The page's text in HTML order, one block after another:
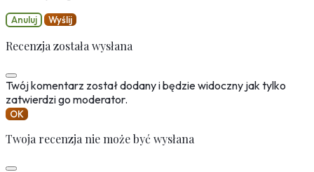
Anuluj Wyślij
Recenzja została wysłana
Twój komentarz został dodany i będzie widoczny jak tylko
zatwierdzi go moderator.
OK
Twoja recenzja nie może być wysłana